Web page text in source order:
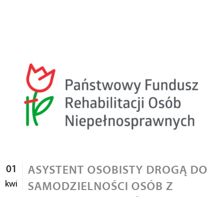
01
kwi
ASYSTENT OSOBISTY DROGĄ DO
SAMODZIELNOŚCI OSÓB Z